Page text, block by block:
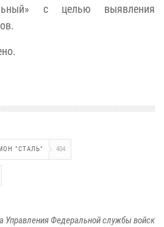
с целью выявления
"СТАЛЬ" 404
Управления Федеральной службы войск